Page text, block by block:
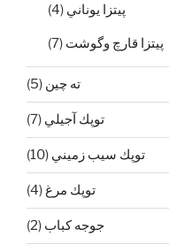
پيتزا يوناني (4)
‌پیتزا قارچ و‌گوشت (7)
ته چين (5)
توپك آجيلي (7)
توپك سيب زميني (10)
توپك مرغ (4)
جوجه كباب (2)